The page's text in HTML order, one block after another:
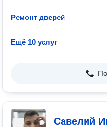
Ремонт дверей
Ещё 10 услуг
Савелий